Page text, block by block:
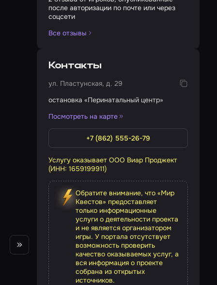
после авторизации по почте или через
соцсети
Все отзывы
Контакты
ул. Пластунская, д. 29
остановка «Перинатальный центр»
Посмотреть на карте
+7 (862) 555-26-79
Услугу оказывает ООО Виар Проджект
(ИНН: 1659199911)
Обратите внимание, что «Мир
Квестов» предоставляет
только информационные
услуги о деятельности проекта
и не является организатором
игры. У портала отсутствует
возможность проверить
качество оказываемых услуг, а
вся информация о проекте
собрана из открытых
источников.